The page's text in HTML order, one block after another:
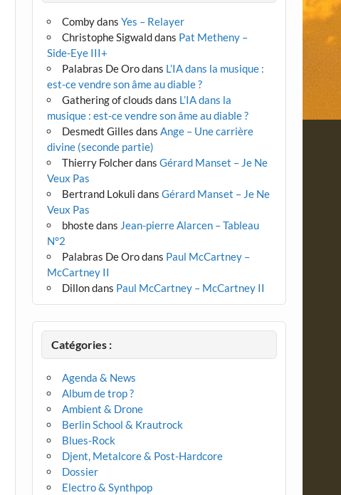
CombydansYes – Relayer
Christophe Sigwalddans Pat Metheny –
Side-Eye III+
Palabras De Orodans L’IA dans la musique :
est-ce vendre son âme au diable ?
Gathering of clouds dans L’IA dans la
musique : est-ce vendre son âme au diable ?
Desmedt Gilles dansAnge – Une carrière
divine (seconde partie)
Thierry FolcherdansGérard Manset – Je Ne
Veux Pas
Bertrand Lokuli dansGérard Manset – Je Ne
Veux Pas
bhostedans Jean-pierre Alarcen – Tableau
N°2
Palabras De Orodans Paul McCartney –
McCartney II
Dillondans Paul McCartney – McCartney II
Catégories :
Agenda & News
Album de trop ?
Ambient & Drone
Berlin School & Krautrock
Blues-Rock
Djent, Metalcore & Post-Hardcore
Dossier
Electro & Synthpop